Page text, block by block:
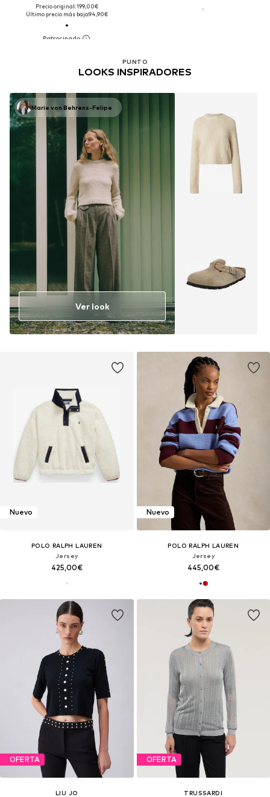
Precio original: 199,00€
Último precio más bajo:94,90€
PUNTO
LOOKS INSPIRADORES
Marie von Behrens-Felipe
Ver look
Nuevo
POLO RALPH LAUREN
Jersey
425,00€
Nuevo
POLO RALPH LAUREN
Jersey
445,00€
OFERTA
LIU JO
OFERTA
TRUSSARDI